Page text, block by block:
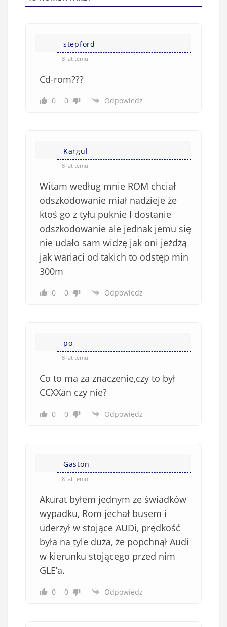
w
(
stepford
8 lat temu
Cd-rom???
0 0 Odpowiedz
Kargul
8 lat temu
Witam według mnie ROM chciał
odszkodowanie miał nadzieje że
ktoś go z tyłu puknie I dostanie
odszkodowanie ale jednak jemu się
nie udało sam widzę jak oni jeżdżą
jak wariaci od takich to odstęp min
300m
0 0 Odpowiedz
po
8 lat temu
Co to ma za znaczenie,czy to był
CCXXan czy nie?
0 0 Odpowiedz
Gaston
8 lat temu
Akurat byłem jednym ze świadków
wypadku, Rom jechał busem i
uderzył w stojące AUDi, prędkość
była na tyle duża, że popchnął Audi
w kierunku stojącego przed nim
GLE’a.
0 0 Odpowiedz